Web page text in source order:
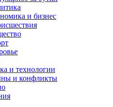
и бизнес
и технологии
и конфликты